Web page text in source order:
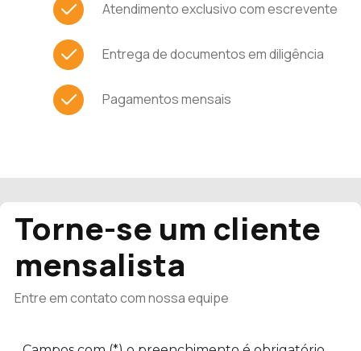
Atendimento exclusivo com escrevente
Entrega de documentos em diligência
Pagamentos mensais
Torne-se um cliente
mensalista
Entre em contato com nossa equipe